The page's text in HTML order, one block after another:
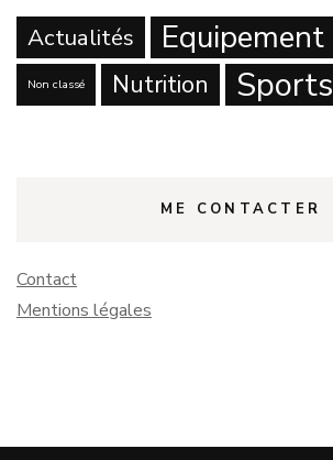
Actualités Equipement
Non classé Nutrition Sports
ME CONTACTER
Contact
Mentions légales